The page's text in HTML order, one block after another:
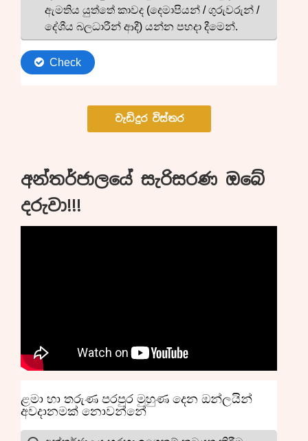
වැඩිදුර විස්තර
අන්තර්ජාලයේ සැරිසරණ ඔබේ
දරුවා!!!